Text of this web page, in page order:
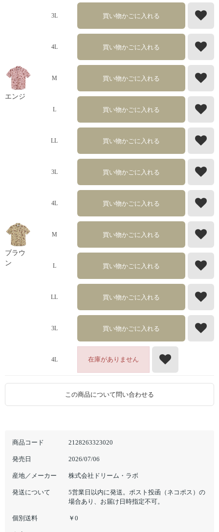
商品コード 2128263323020
発売日 2026/07/06
産地／メーカー 株式会社ドリーム・ラボ
発送について
5営業日以内に発送。ポスト投函（ネコポス）の
場合あり、お届け日時指定不可。
個別送料 ￥0
3L 買い物かごに入れる
4L 買い物かごに入れる
エンジ
M 買い物かごに入れる
L 買い物かごに入れる
LL 買い物かごに入れる
3L 買い物かごに入れる
4L 買い物かごに入れる
ブラウ
ン
M 買い物かごに入れる
L 買い物かごに入れる
LL 買い物かごに入れる
3L 買い物かごに入れる
4L 在庫がありません
この商品について問い合わせる